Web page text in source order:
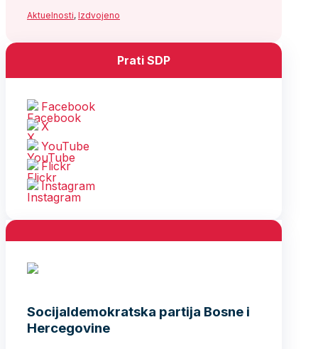
Aktuelnosti, Izdvojeno
Prati SDP
Facebook
X
YouTube
Flickr
Instagram
Socijaldemokratska partija Bosne i
Hercegovine